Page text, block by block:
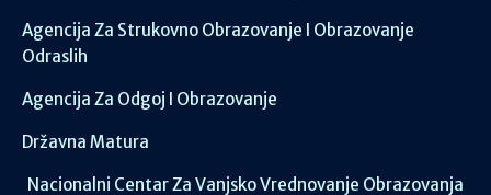
Agencija Za Strukovno Obrazovanje I Obrazovanje
Odraslih
Agencija Za Odgoj I Obrazovanje
Državna Matura
Nacionalni Centar Za Vanjsko Vrednovanje Obrazovanja